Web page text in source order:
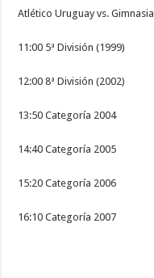
Atlético Uruguay vs. Gimnasia
11:00 5ª División (1999)
12:00 8ª División (2002)
13:50 Categoría 2004
14:40 Categoría 2005
15:20 Categoría 2006
16:10 Categoría 2007